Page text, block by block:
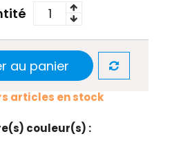
au panier
articles en stock
couleur(s) :